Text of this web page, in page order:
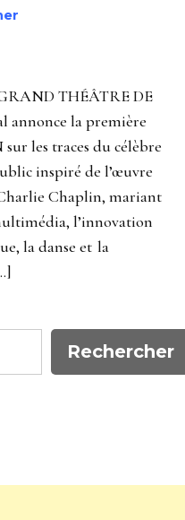
THÉÂTRE DE
annonce la première
les traces du célèbre
inspiré de l’œuvre
Chaplin, mariant
l’innovation
la danse et la
Rechercher